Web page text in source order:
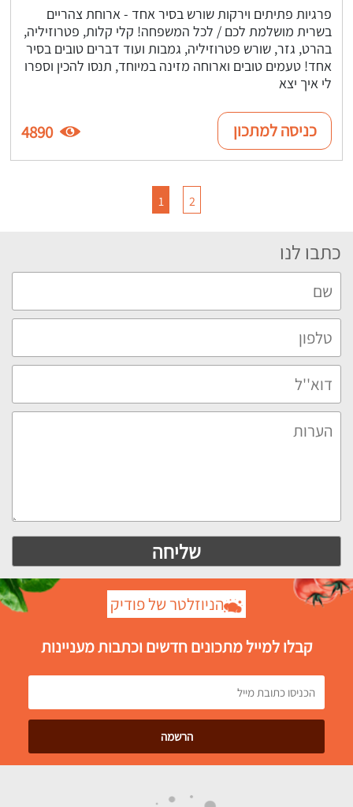
פרגיות פתיתים וירקות שורש בסיר אחד - ארוחת צהריים
בשרית מושלמת לכם / לכל המשפחה! קלי קלות, פטרוזיליה,
בהרט, גזר, שורש פטרוזיליה, גמבות ועוד דברים טובים בסיר
אחד! טעמים טובים וארוחה מזינה במיוחד, תנסו להכין וספרו
לי איך יצא
כניסה למתכון 4890
1 2
כתבו לנו
הניוזלטר של פודיק
קבלו למייל מתכונים חדשים וכתבות מעניינות